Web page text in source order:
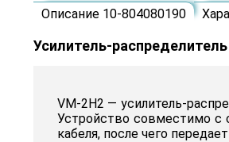
Описание 10-804080190
Усилитель-
VM-2H2 — усилитель-
Устройство совместимо с
кабеля, после чего